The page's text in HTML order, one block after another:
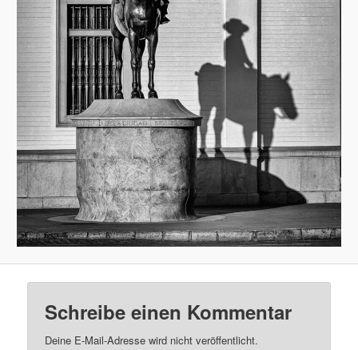
Schreibe einen Kommentar
Deine E-Mail-Adresse wird nicht veröffentlicht.